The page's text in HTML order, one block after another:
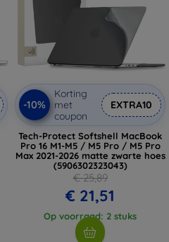
-10%
Korting
met
coupon
EXTRA10
Tech-Protect Softshell MacBook
Pro 16 M1-M5 / M5 Pro / M5 Pro
Max 2021-2026 matte zwarte hoes
(5906302323043)
€ 25,89
€ 21,51
Op voorraad: 2 stuks